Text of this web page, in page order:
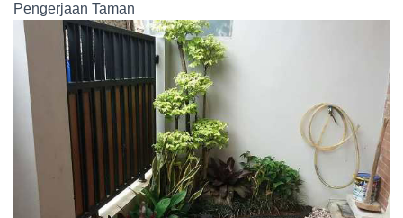
Pengerjaan Taman